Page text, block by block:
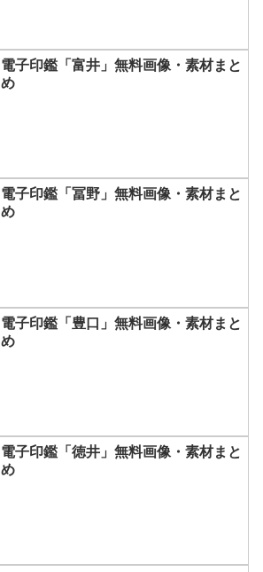
電子印鑑「富井」無料画像・素材まと
め
電子印鑑「冨野」無料画像・素材まと
め
電子印鑑「豊口」無料画像・素材まと
め
電子印鑑「徳井」無料画像・素材まと
め